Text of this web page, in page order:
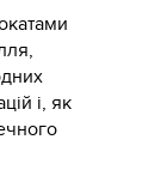
і, як